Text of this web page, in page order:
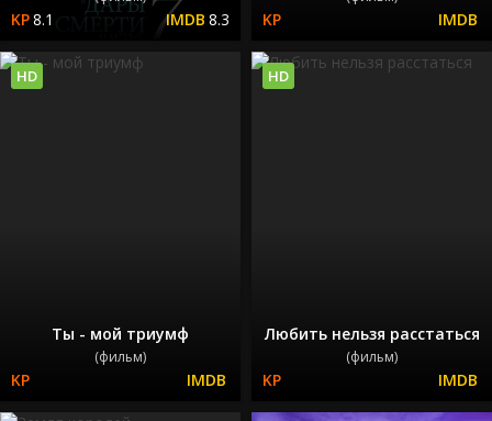
8.1 8.3
Ты - мой триумф
(фильм)
HD
Любить нельзя расстаться
(фильм)
HD